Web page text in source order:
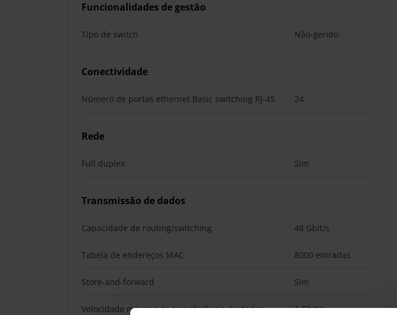
Funcionalidades de gestão
Tipo de switch Não-gerido
Conectividade
Número de portas ethernet Basic switching RJ-45 24
Rede
Full duplex Sim
Transmissão de dados
Capacidade de routing/switching 48 Gbit/s
Tabela de endereços MAC 8000 entradas
Store-and-forward Sim
Velocidade máxima de transferência de dados 1 Gbit/s